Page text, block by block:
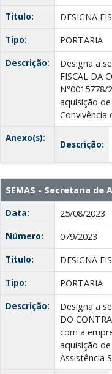
Título:
DESIGNA
Tipo:
PORTARIA
Descrição:
Designa a
FISCAL DA
aquisição
Convivência
Anexo(s):
Descrição:
SEMAS - Secretaria
Data:
25/08/2023
Número:
079/2023
Título:
DESIGNA
Tipo:
PORTARIA
Descrição:
Designa a
DO
com a
aquisição
Assistência